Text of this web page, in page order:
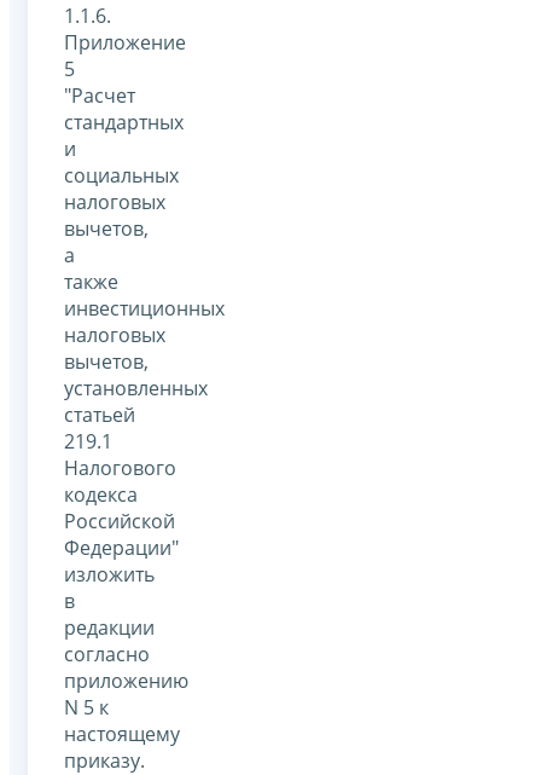
1.1.6.
Приложение
5
"Расчет
стандартных
и
социальных
налоговых
вычетов,
а
также
инвестиционных
налоговых
вычетов,
установленных
статьей
219.1
Налогового
кодекса
Российской
Федерации"
изложить
в
редакции
согласно
приложению
N 5 к
настоящему
приказу.